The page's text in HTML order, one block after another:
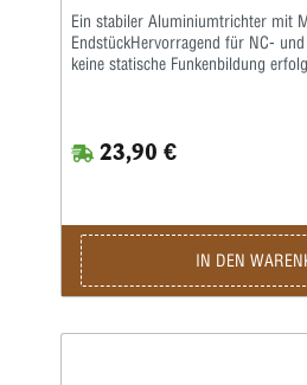
Ein stabiler Aluminiumtrichter mit
EndstückHervorragend für NC-
keine statische Funkenbildung
23,90 €
IN DEN